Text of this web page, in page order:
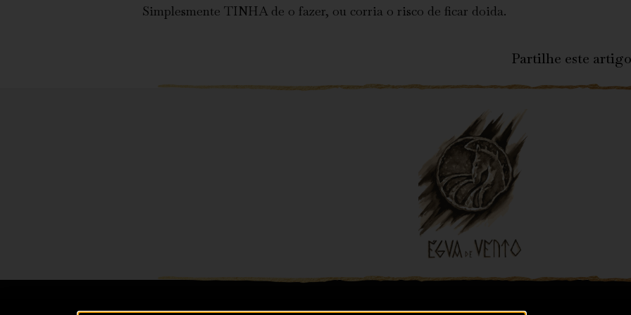
Simplesmente TINHA de o fazer, ou corria o risco de ficar doida.
Partilhe este